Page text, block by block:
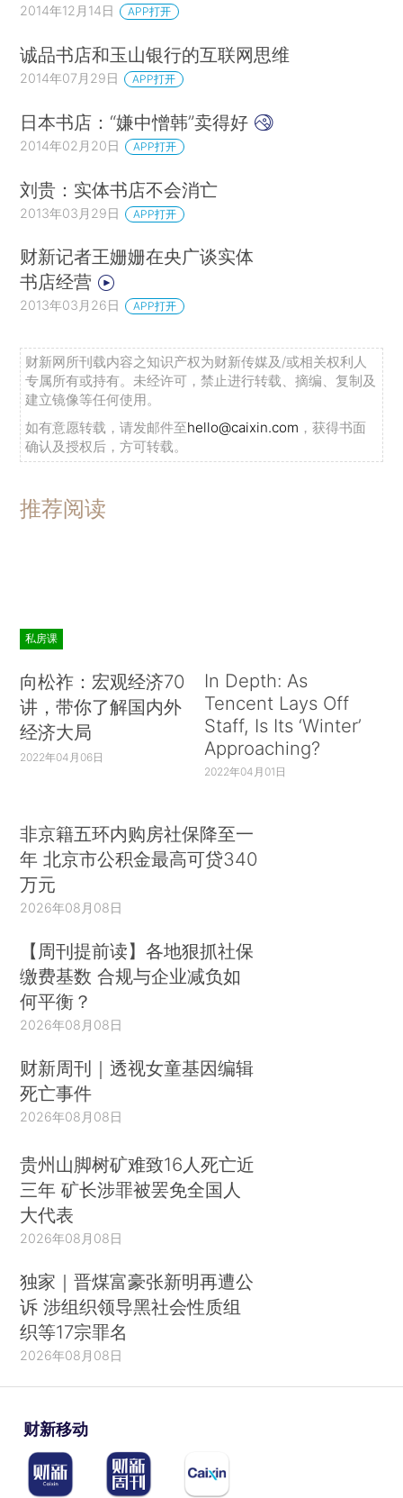
2014年12月14日 APP打开
诚品书店和玉山银行的互联网思维
2014年07月29日 APP打开
日本书店：“嫌中憎韩”卖得好
2014年02月20日 APP打开
刘贵：实体书店不会消亡
2013年03月29日 APP打开
财新记者王姗姗在央广谈实体
书店经营
2013年03月26日 APP打开
财新网所刊载内容之知识产权为财新传媒及/或相关权利人
专属所有或持有。未经许可，禁止进行转载、摘编、复制及
建立镜像等任何使用。
如有意愿转载，请发邮件至hello@caixin.com ，获得书面
确认及授权后，方可转载。
推荐阅读
私房课
向松祚：宏观经济70
讲，带你了解国内外
经济大局
2022年04月06日
In Depth: As
Tencent Lays Off
Staff, Is Its ‘Winter’
Approaching?
2022年04月01日
非京籍五环内购房社保降至一
年 北京市公积金最高可贷340
万元
2026年08月08日
【周刊提前读】各地狠抓社保
缴费基数 合规与企业减负如
何平衡？
2026年08月08日
财新周刊｜透视女童基因编辑
死亡事件
2026年08月08日
贵州山脚树矿难致16人死亡近
三年 矿长涉罪被罢免全国人
大代表
2026年08月08日
独家｜晋煤富豪张新明再遭公
诉 涉组织领导黑社会性质组
织等17宗罪名
2026年08月08日
财新移动